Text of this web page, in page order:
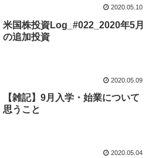
2020.05.10
米国株投資Log_#022_2020年5月
の追加投資
2020.05.09
【雑記】9月入学・始業について
思うこと
2020.05.04